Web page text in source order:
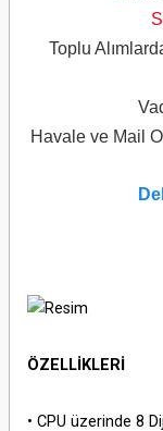
Toplu
Havale ve Mail
ÖZELLİKLERİ
• CPU üzerinde 8